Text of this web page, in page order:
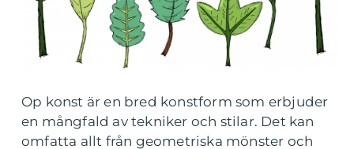
Op konst är en bred konstform som erbjuder
en mångfald av tekniker och stilar. Det kan
omfatta allt från geometriska mönster och